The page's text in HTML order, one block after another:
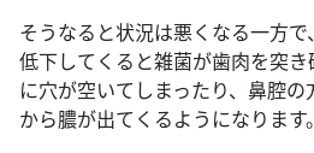
そうなると状況は悪くなる一方
低下してくると雑菌が歯肉を突
に穴が空いてしまったり、鼻腔
から膿が出てくるようになります。